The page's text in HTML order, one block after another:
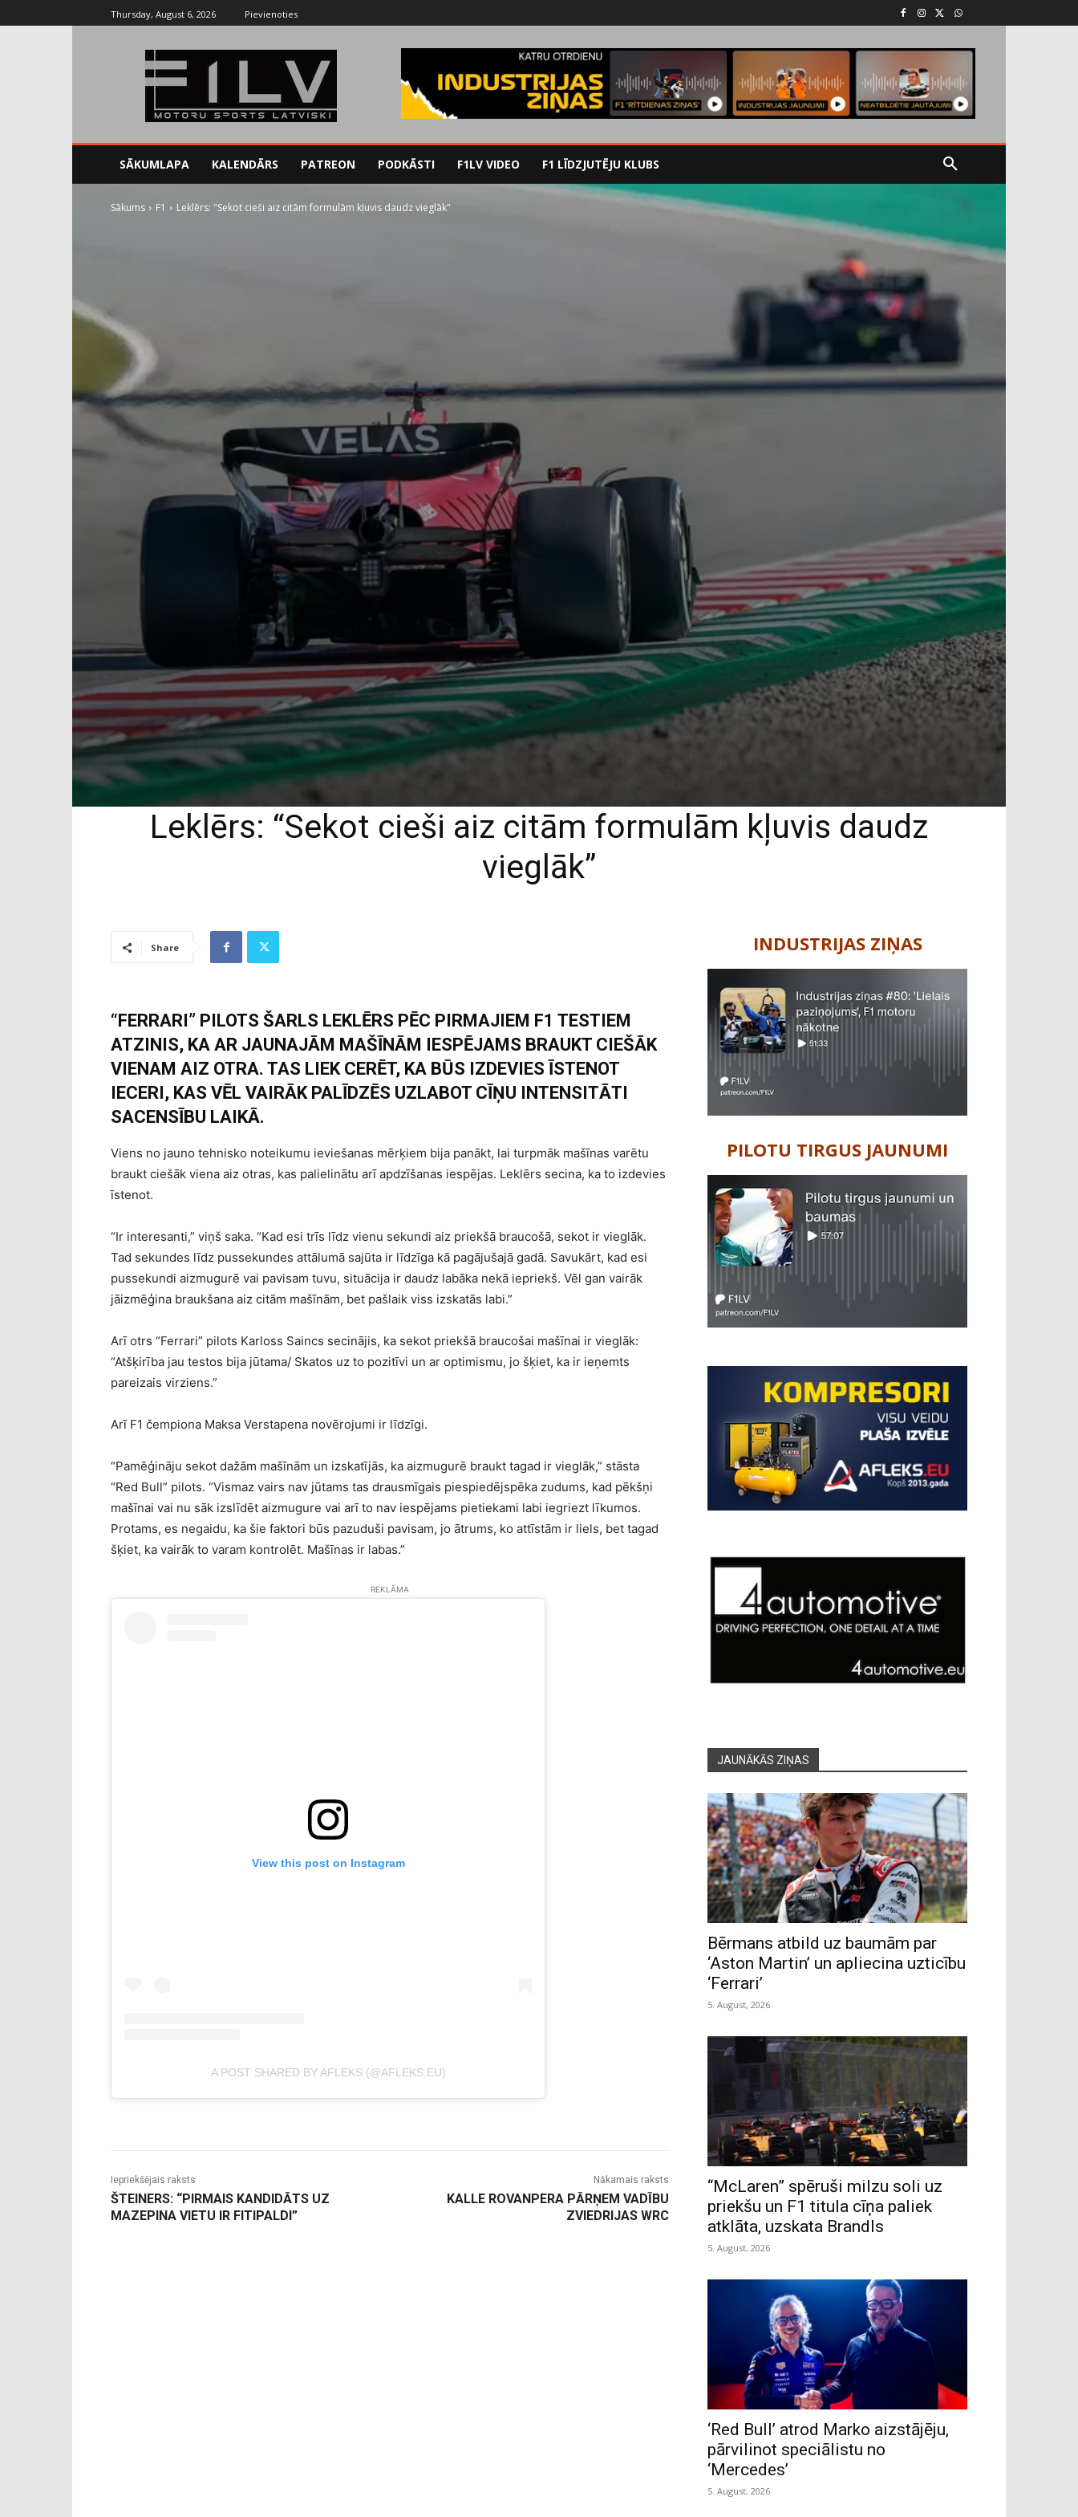
Thursday, August 6, 2026 Pievienoties
SĀKUMLAPA KALENDĀRS PATREON PODKĀSTI F1LV VIDEO F1 LĪDZJUTĒJU KLUBS
Sākums F1 Leklērs: "Sekot cieši aiz citām formulām kļuvis daudz vieglāk"
Leklērs: “Sekot cieši aiz citām formulām kļuvis daudz
vieglāk”
Share
“FERRARI” PILOTS ŠARLS LEKLĒRS PĒC PIRMAJIEM F1 TESTIEM
ATZINIS, KA AR JAUNAJĀM MAŠĪNĀM IESPĒJAMS BRAUKT CIEŠĀK
VIENAM AIZ OTRA. TAS LIEK CERĒT, KA BŪS IZDEVIES ĪSTENOT
IECERI, KAS VĒL VAIRĀK PALĪDZĒS UZLABOT CĪŅU INTENSITĀTI
SACENSĪBU LAIKĀ.
Viens no jauno tehnisko noteikumu ieviešanas mērķiem bija panākt, lai turpmāk mašīnas varētu
braukt ciešāk viena aiz otras, kas palielinātu arī apdzīšanas iespējas. Leklērs secina, ka to izdevies
īstenot.
“Ir interesanti,” viņš saka. “Kad esi trīs līdz vienu sekundi aiz priekšā braucošā, sekot ir vieglāk.
Tad sekundes līdz pussekundes attālumā sajūta ir līdzīga kā pagājušajā gadā. Savukārt, kad esi
pussekundi aizmugurē vai pavisam tuvu, situācija ir daudz labāka nekā iepriekš. Vēl gan vairāk
jāizmēģina braukšana aiz citām mašīnām, bet pašlaik viss izskatās labi.”
Arī otrs “Ferrari” pilots Karloss Saincs secinājis, ka sekot priekšā braucošai mašīnai ir vieglāk:
“Atšķirība jau testos bija jūtama/ Skatos uz to pozitīvi un ar optimismu, jo šķiet, ka ir ieņemts
pareizais virziens.”
Arī F1 čempiona Maksa Verstapena novērojumi ir līdzīgi.
“Pamēģināju sekot dažām mašīnām un izskatījās, ka aizmugurē braukt tagad ir vieglāk,” stāsta
“Red Bull” pilots. “Vismaz vairs nav jūtams tas drausmīgais piespiedējspēka zudums, kad pēkšņi
mašīnai vai nu sāk izslīdēt aizmugure vai arī to nav iespējams pietiekami labi iegriezt līkumos.
Protams, es negaidu, ka šie faktori būs pazuduši pavisam, jo ātrums, ko attīstām ir liels, bet tagad
šķiet, ka vairāk to varam kontrolēt. Mašīnas ir labas.”
REKLĀMA
View this post on Instagram
A POST SHARED BY AFLEKS (@AFLEKS.EU)
Iepriekšējais raksts
ŠTEINERS: “PIRMAIS KANDIDĀTS UZ
MAZEPINA VIETU IR FITIPALDI”
Nākamais raksts
KALLE ROVANPERA PĀRŅEM VADĪBU
ZVIEDRIJAS WRC
INDUSTRIJAS ZIŅAS
PILOTU TIRGUS JAUNUMI
JAUNĀKĀS ZIŅAS
Bērmans atbild uz baumām par
‘Aston Martin’ un apliecina uzticību
‘Ferrari’
5. August, 2026
“McLaren” spēruši milzu soli uz
priekšu un F1 titula cīņa paliek
atklāta, uzskata Brandls
5. August, 2026
‘Red Bull’ atrod Marko aizstājēju,
pārvilinot speciālistu no
‘Mercedes’
5. August, 2026